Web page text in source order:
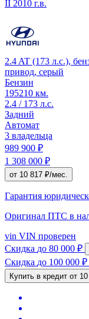
II 2010 г.в.
2.4 AT (173 л.с.),
привод, серый
Бензин
195210 км.
2.4 / 173 л.с.
Задний
Автомат
3 владельца
989 900 ₽
1 308 000 ₽
от 10 817 ₽/мес.
Гарантия
Оригинал ПТС в
vin VIN проверен
Скидка до 80 000 ₽
Скидка до 100 000 ₽
Купить в кредит от